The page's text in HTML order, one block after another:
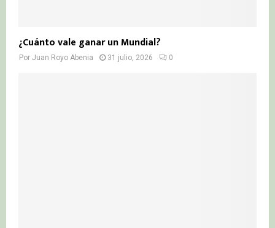
¿Cuánto vale ganar un Mundial?
Por Juan Royo Abenia 31 julio, 2026 0